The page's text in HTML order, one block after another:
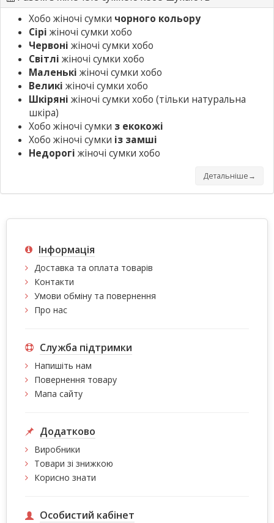
Хобо жіночі сумки чорного кольору
Сірі жіночі сумки хобо
Червоні жіночі сумки хобо
Світлі жіночі сумки хобо
Маленькі жіночі сумки хобо
Великі жіночі сумки хобо
Шкіряні жіночі сумки хобо (тільки натуральна
шкіра)
Хобо жіночі сумки з екокожі
Хобо жіночі сумки із замші
Недорогі жіночі сумки хобо
Детальніше→
Інформація
Доставка та оплата товарів
Контакти
Умови обміну та повернення
Про нас
Служба підтримки
Напишіть нам
Повернення товару
Мапа сайту
Додатково
Виробники
Товари зі знижкою
Корисно знати
Особистий кабінет